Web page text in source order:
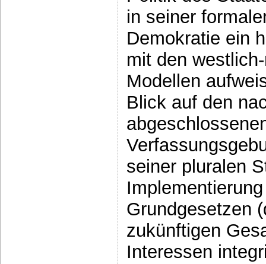
in seiner
Demokratie ein
mit den
Modellen
Blick auf den
seiner pluralen
Grundgesetzen
zukünftigen
Interessen